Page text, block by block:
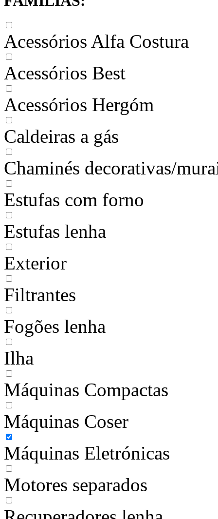
Acessórios Alfa Costura
Acessórios Best
Acessórios Hergóm
Caldeiras a gás
Chaminés decorativas/
Estufas com forno
Estufas lenha
Exterior
Filtrantes
Fogões lenha
Ilha
Máquinas Compactas
Máquinas Coser
Máquinas Eletrónicas
Motores separados